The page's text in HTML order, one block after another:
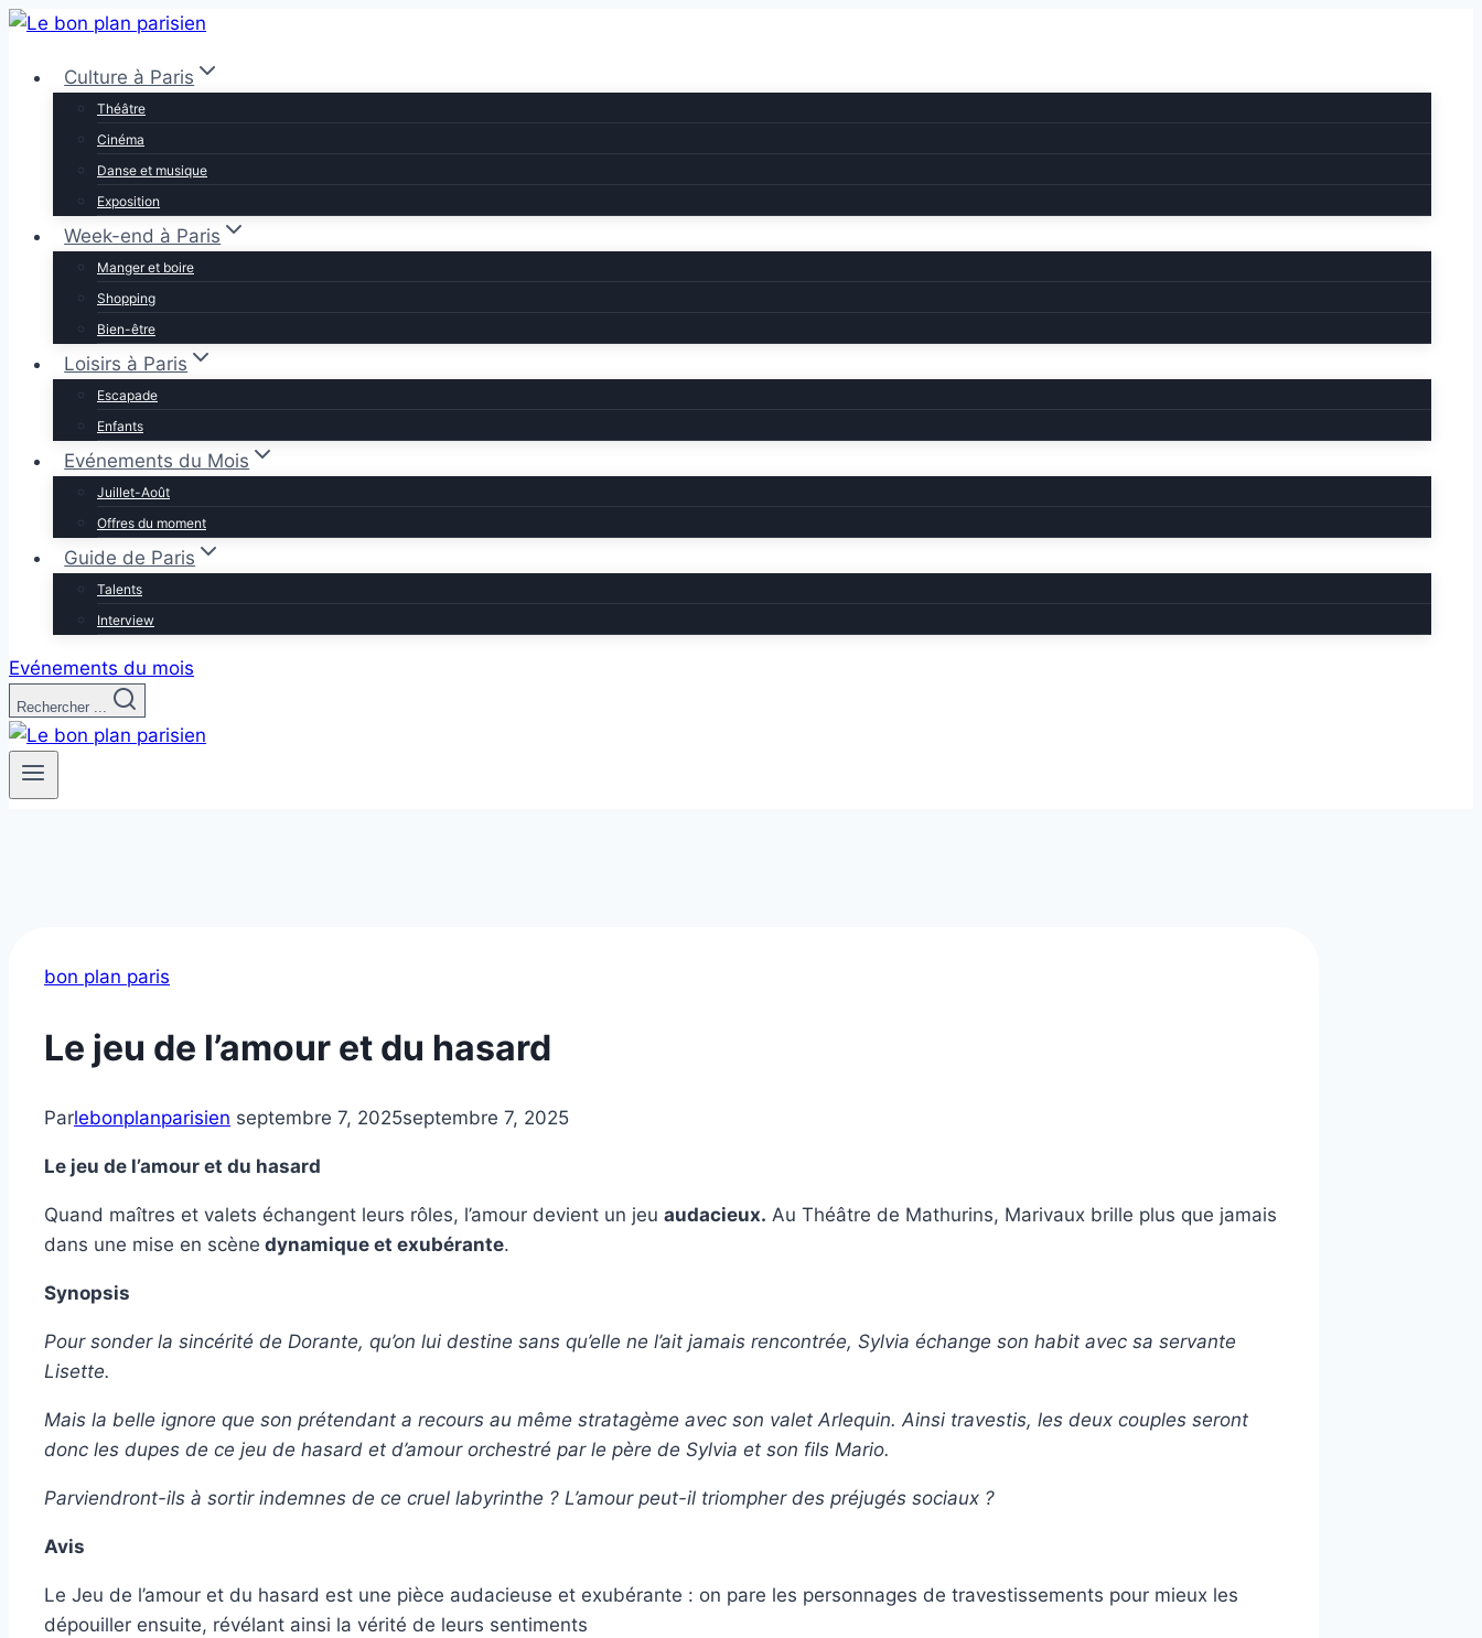
Aller
contenuCulture à Paris
Théâtre
Cinéma
Danse et musique
Exposition
Week-end à Paris
Manger et boire
Shopping
Bien-être
Loisirs à Paris
Escapade
Enfants
Evénements du Mois
Juillet-Août
Offres du moment
Guide de Paris
Talents
Interview
Evénements du mois
Rechercher ...
bon plan paris
Le jeu de l’amour et du hasard
Parlebonplanparisien septembre 7, 2025septembre 7, 2025
Le jeu de l’amour et du hasard
Quand maîtres et valets échangent leurs rôles, l’amour devient un jeu audacieux. Au Théâtre de Mathurins, Marivaux brille plus que jamais
dans une mise en scène dynamique et exubérante.
Synopsis
Pour sonder la sincérité de Dorante, qu’on lui destine sans qu’elle ne l’ait jamais rencontrée, Sylvia échange son habit avec sa servante
Lisette.
Mais la belle ignore que son prétendant a recours au même stratagème avec son valet Arlequin. Ainsi travestis, les deux couples seront
donc les dupes de ce jeu de hasard et d’amour orchestré par le père de Sylvia et son fils Mario.
Parviendront-ils à sortir indemnes de ce cruel labyrinthe ? L’amour peut-il triompher des préjugés sociaux ?
Avis
Le Jeu de l’amour et du hasard est une pièce audacieuse et exubérante : on pare les personnages de travestissements pour mieux les
dépouiller ensuite, révélant ainsi la vérité de leurs sentiments